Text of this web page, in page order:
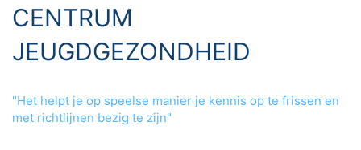
CENTRUM
JEUGDGEZONDHEID
"Het helpt je op speelse manier je kennis op te frissen en
met richtlijnen bezig te zijn"